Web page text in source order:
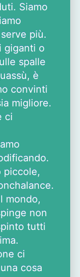
Siamo
più.
giganti o
spalle
è
convinti
migliore.
ci
piccole,
mondo,
non
tutti
ci
cosa